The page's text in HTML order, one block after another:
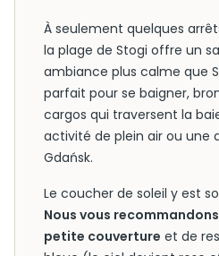
À seulement quelques
la plage de Stogi offre un
ambiance plus calme que
parfait pour se baigner,
cargos qui traversent la
activité de plein air ou une
Gdańsk.
Le coucher de soleil y est
Nous vous
petite couverture et de